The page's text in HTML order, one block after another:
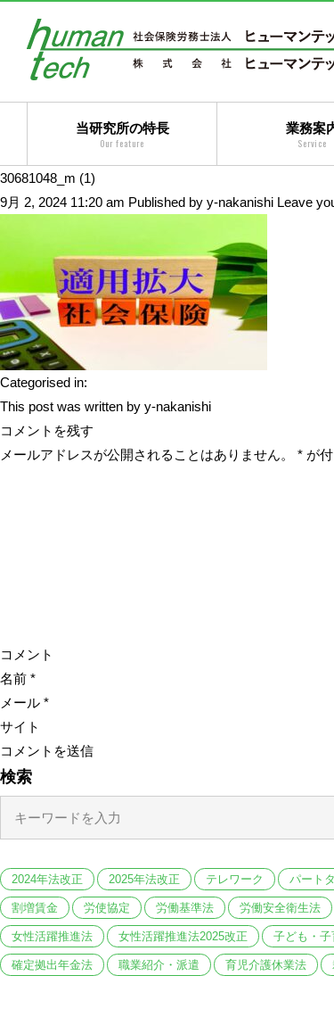
当研究所の特長
Our feature
業務案
Service
二法人体制に
ルサービス
コンサルティ
ス
アウトソーシ
ス
30681048_m (1)
9月 2, 2024 11:20 am Published by y-nakanishi Leave
Categorised in:
This post was written by y-nakanishi
コメントを残す
メールアドレスが公開されることはありません。
* が
コメント
名前 *
メール *
サイト
検索
2024年法改正 2025年法改正 テレワーク パート
割増賃金 労使協定 労働基準法 労働安全衛生法
女性活躍推進法 女性活躍推進法2025改正 子ども・
確定拠出年金法 職業紹介・派遣 育児介護休業法